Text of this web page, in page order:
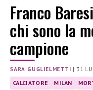
Franco
chi sono la
campione
SARA GUGLIELMETTI |31
CALCIATORE MILAN